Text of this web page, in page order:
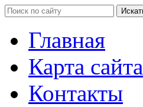
Главная
Карта сайта
Контакты